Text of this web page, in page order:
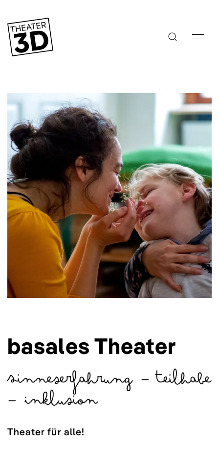
basales Theater
Sinneserfahrung — Teilhabe
— Inklusion
Theater für alle!